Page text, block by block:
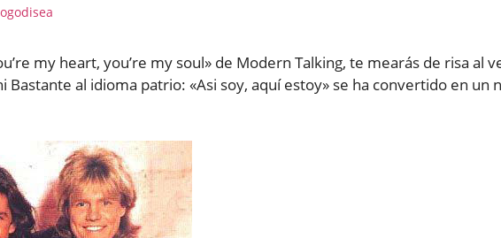
my heart, you’re my soul» de Modern Talking, te mearás de risa al
Bastante al idioma patrio: «Asi soy, aquí estoy» se ha convertido en un